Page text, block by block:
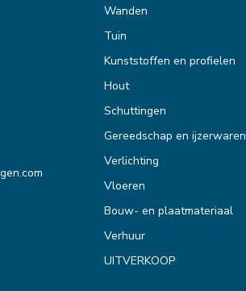
Wanden
Tuin
Kunststoffen en profielen
Hout
Schuttingen
Gereedschap en ijzerwaren
Verlichting
Vloeren
Bouw- en plaatmateriaal
Verhuur
UITVERKOOP